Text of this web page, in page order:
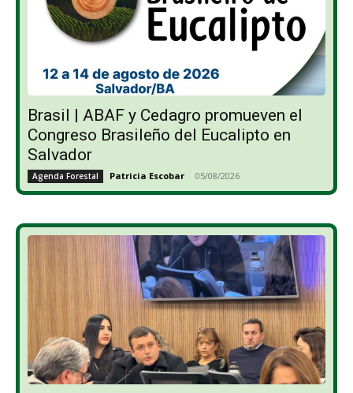
Brasil | ABAF y Cedagro promueven el
Congreso Brasileño del Eucalipto en
Salvador
Agenda Forestal Patricia Escobar - 05/08/2026